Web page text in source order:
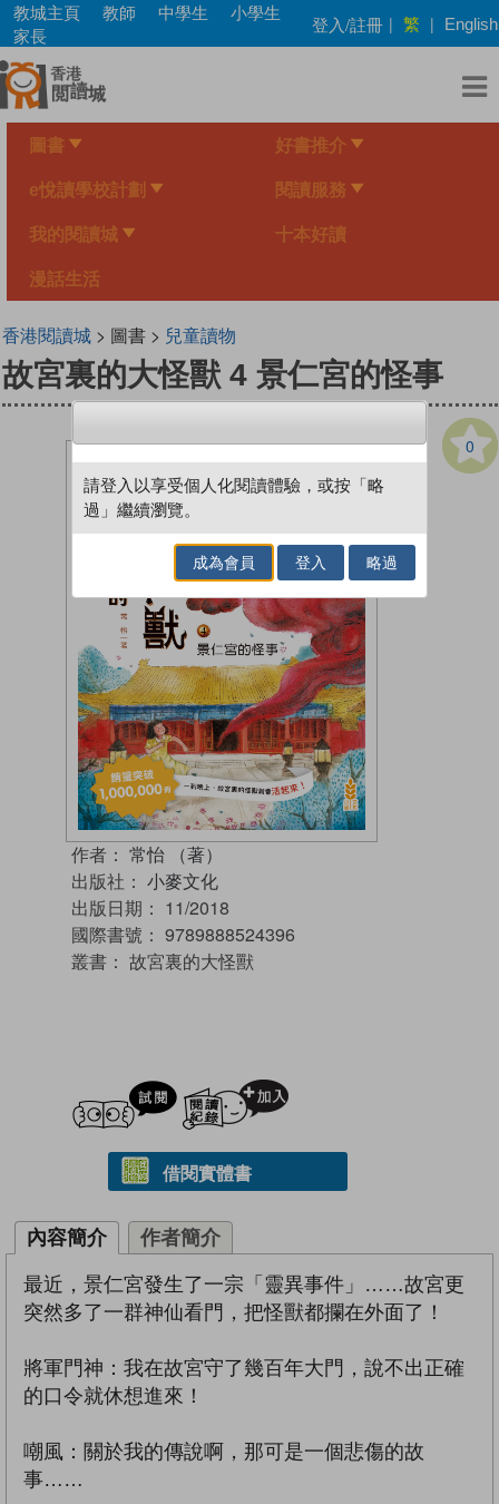
Skip
main
content
教城主頁 教師 中學生
小學生
家長
登入/註冊 | 繁 | English
圖書 好書推介
e悅讀學校計劃 閱讀服務
我的閱讀城 十本好讀
漫話生活
香港閱讀城> 圖書 > 兒童讀物
故宮裏的大怪獸 4 景仁宮的怪事
0
作者： 常怡 （著）
出版社： 小麥文化
出版日期： 11/2018
國際書號： 9789888524396
叢書： 故宮裏的大怪獸
試閲
借閱實體書
內容簡介 作者簡介
最近，景仁宮發生了一宗「靈異事件」……故宮更
突然多了一群神仙看門，把怪獸都攔在外面了！
將軍門神：我在故宮守了幾百年大門，說不出正確
的口令就休想進來！
嘲風：關於我的傳說啊，那可是一個悲傷的故
事……
請登入以享受個人化閱讀體驗，或按「略
過」繼續瀏覽。
成為會員 登入 略過